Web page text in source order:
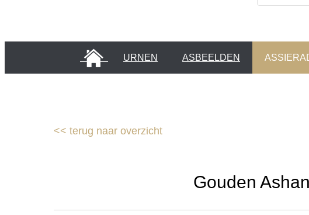
HOME URNEN ASBEELDEN
<< terug naar overzicht
Gouden